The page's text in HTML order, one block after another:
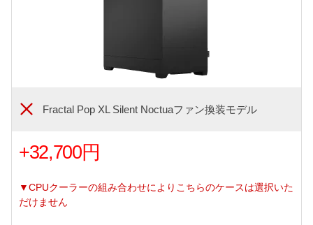
Fractal Pop XL Silent Noctuaファン換装モデル
+32,700円
▼CPUクーラーの組み合わせによりこちらのケースは選択いた
だけません